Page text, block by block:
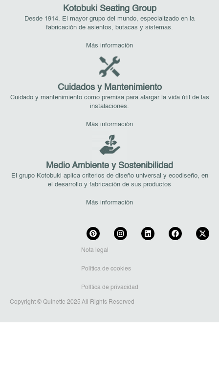
Kotobuki Seating Group
Desde 1914. El mayor grupo del mundo, especializado en la
fabricación de asientos, butacas y sistemas.
Más información
Cuidados y Mantenimiento
Cuidado y mantenimiento como premisa para alargar la vida útil de las
instalaciones.
Más información
Medio Ambiente y Sostenibilidad
El grupo Kotobuki aplica criterios de diseño universal y ecodiseño, en
el desarrollo y fabricación de sus productos
Más información
Copyright © Quinette 2025 All Rights Reserved
Nota legal
Política de cookies
Política de privacidad